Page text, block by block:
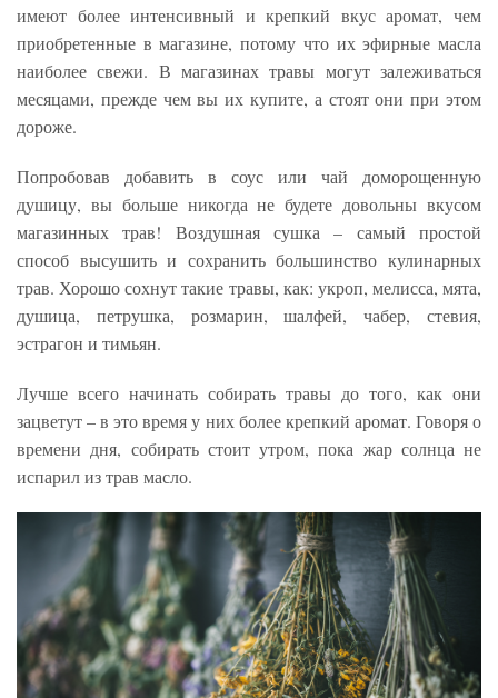
имеют более интенсивный и крепкий вкус аромат, чем
приобретенные в магазине, потому что их эфирные масла
наиболее свежи. В магазинах травы могут залеживаться
месяцами, прежде чем вы их купите, а стоят они при этом
дороже.
Попробовав добавить в соус или чай доморощенную
душицу, вы больше никогда не будете довольны вкусом
магазинных трав! Воздушная сушка – самый простой
способ высушить и сохранить большинство кулинарных
трав. Хорошо сохнут такие травы, как: укроп, мелисса, мята,
душица, петрушка, розмарин, шалфей, чабер, стевия,
эстрагон и тимьян.
Лучше всего начинать собирать травы до того, как они
зацветут – в это время у них более крепкий аромат. Говоря о
времени дня, собирать стоит утром, пока жар солнца не
испарил из трав масло.